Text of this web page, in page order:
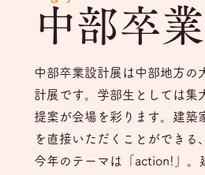
中部卒
中部卒業設計展は中部地方の
計展です。学部生としては集
提案が会場を彩ります。建築
を直接いただくことができる
今年のテーマは「action!」。